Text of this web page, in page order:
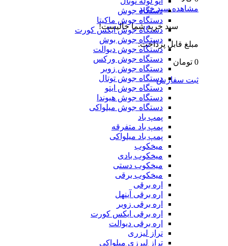
مشاهده سبد خرید
سبد خرید شما خالیست!
مبلغ قابل پرداخت:
0 تومان
ثبت سفارش
دستگاه جوش
دستگاه جوش ماکیتا
دستگاه جوش ایکس کورت
دستگاه جوش بوش
دستگاه جوش دیوالت
دستگاه جوش ورکس
دستگاه جوش زوبر
دستگاه جوش توتال
دستگاه جوش ایتو
دستگاه جوش هیوندا
دستگاه جوش میلواکی
پمپ باد
پمپ باد متفرقه
پمپ باد میلواکی
میخکوب
میخکوب بادی
میخکوب دستی
میخکوب برقی
اره برقی
اره برقی آینهل
اره برقی زوبر
اره برقی ایکس کورت
اره برقی دیوالت
تراز لیزری
تراز لیرزی میلواکی